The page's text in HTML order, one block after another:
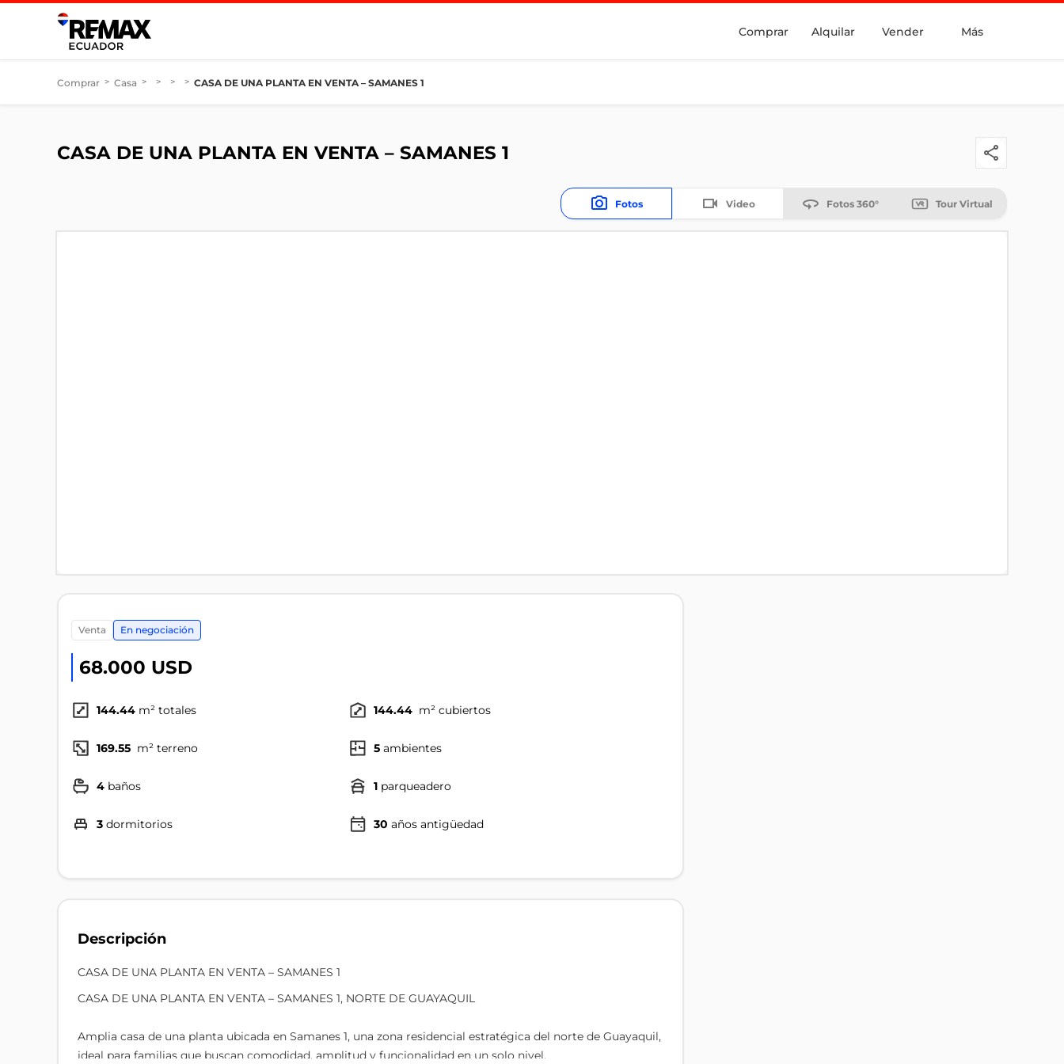
Comprar Alquilar Vender Más
Comprar > Casa > > > > CASA DE UNA PLANTA EN VENTA – SAMANES 1
CASA DE UNA PLANTA EN VENTA – SAMANES 1
Fotos Video Fotos 360° Tour Virtual
venta En negociación
68.000 USD
144.44 m² totales 144.44 m² cubiertos
169.55 m² terreno 5 ambientes
4 baños 1 parqueadero
3 dormitorios 30 años antigüedad
Descripción
CASA DE UNA PLANTA EN VENTA – SAMANES 1
CASA DE UNA PLANTA EN VENTA – SAMANES 1, NORTE DE GUAYAQUIL
Amplia casa de una planta ubicada en Samanes 1, una zona residencial estratégica del norte de Guayaquil,
ideal para familias que buscan comodidad, amplitud y funcionalidad en un solo nivel.